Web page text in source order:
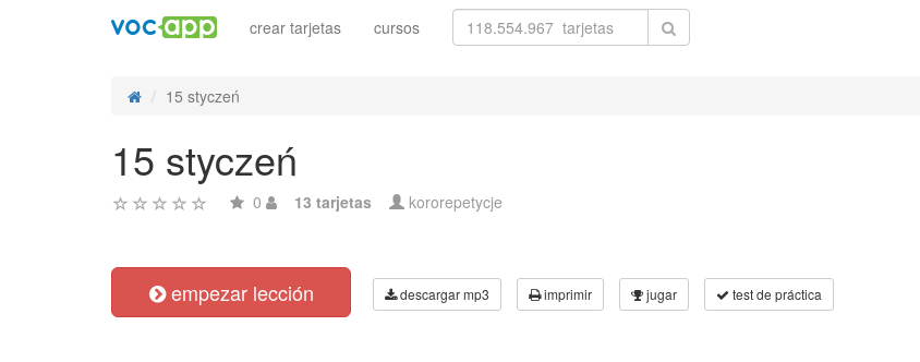
crear tarjetas cursos
15 styczeń
15 styczeń
0 13 tarjetas kororepetycje
empezar lección descargar mp3 imprimir jugar test de práctica